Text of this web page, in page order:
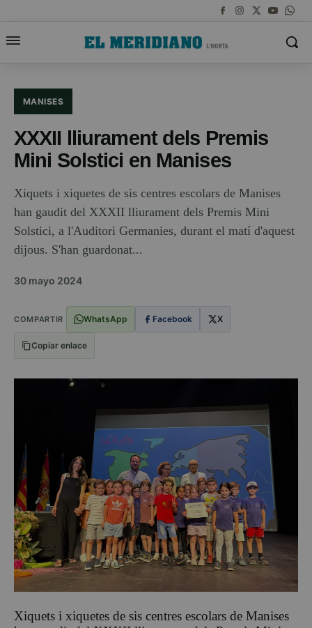
MANISES
XXXII lliurament dels Premis
Mini Solstici en Manises
Xiquets i xiquetes de sis centres escolars de Manises
han gaudit del XXXII lliurament dels Premis Mini
Solstici, a l'Auditori Germanies, durant el matí d'aquest
dijous. S'han guardonat...
30 mayo 2024
COMPARTIR WhatsApp Facebook X
Copiar enlace
Xiquets i xiquetes de sis centres escolars de Manises